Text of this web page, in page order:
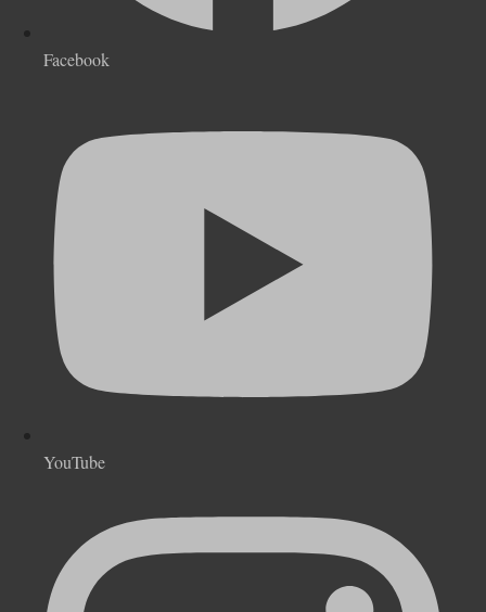
Facebook
YouTube